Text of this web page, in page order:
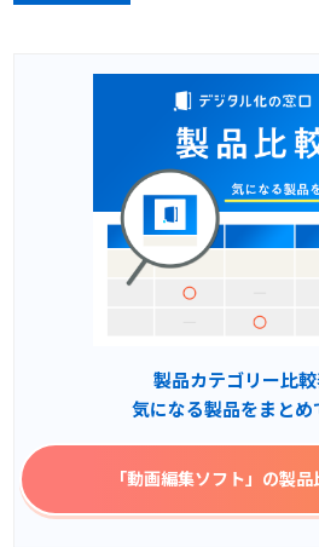
製品カテゴリー比較
気になる製品をまと
「動画編集ソフト」 の製品